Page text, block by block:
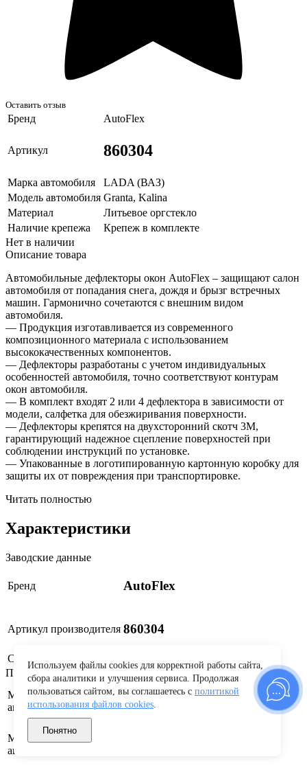
Оставить отзыв
Бренд AutoFlex
Артикул 860304
Марка автомобиля
LADA (ВАЗ)
Модель автомобиля Granta, Kalina
Материал
Литьевое оргстекло
Наличие крепежа
Крепеж в комплекте
Нет в наличии
Описание товара
Автомобильные дефлекторы окон AutoFlex – защищают салон
автомобиля от попадания снега, дождя и брызг встречных
машин. Гармонично сочетаются с внешним видом
автомобиля.
— Продукция изготавливается из современного
композиционного материала с использованием
высококачественных компонентов.
— Дефлекторы разработаны с учетом индивидуальных
особенностей автомобиля, точно соответствуют контурам
окон автомобиля.
— В комплект входят 2 или 4 дефлектора в зависимости от
модели, салфетка для обезжиривания поверхности.
— Дефлекторы крепятся на двухсторонний скотч 3M,
гарантирующий надежное сцепление поверхностей при
соблюдении инструкций по установке.
— Упакованные в логотипированную картонную коробку для
защиты их от повреждения при транспортировке.
Читать полностью
Характеристики
Заводские данные
Бренд AutoFlex
Артикул производителя 860304
Страна производства
Применяемость
Марка
автомобиля
LADA (ВАЗ)
Модель
автомобиля
Granta, Kalina
Используем файлы cookies для корректной работы сайта,
сбора аналитики и улучшения сервиса. Продолжая
пользоваться сайтом, вы соглашаетесь с политикой
использования файлов cookies.
Понятно